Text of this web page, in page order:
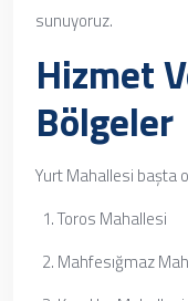
sunuyoruz.
Hizmet
Bölgeler
Yurt Mahallesi başta
Toros Mahallesi
Mahfesığmaz